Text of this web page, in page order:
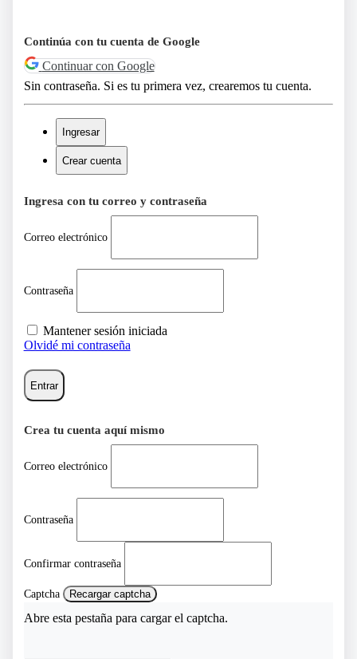
Continúa con tu cuenta de Google
Continuar con Google
Sin contraseña. Si es tu primera vez, crearemos tu cuenta.
Ingresar
Crear cuenta
Ingresa con tu correo y contraseña
Correo electrónico
Contraseña
Mantener sesión iniciada
Olvidé mi contraseña
Entrar
Crea tu cuenta aquí mismo
Correo electrónico
Contraseña
Confirmar contraseña
Captcha Recargar captcha
Abre esta pestaña para cargar el captcha.